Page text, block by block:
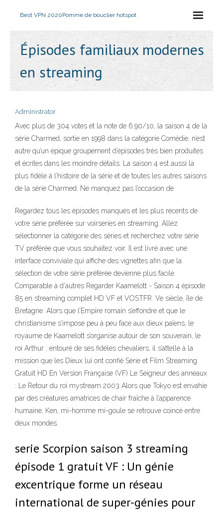
Best VPN 2020Pomme de bouclier hotspot
Épisodes familiaux modernes
en streaming
Administrator
Avec plus de 304 votes et la note de 6.90/10, la saison 4 de la
série Charmed, sortie en 1998 dans la catégorie Comédie, n’est
autre qu’un épique groupement d’épisodes très bien produites
et écrites dans les moindre détails. La saison 4 est aussi la
plus fidèle à l’histoire de la série et de toutes les autres saisons
de la série Charmed. Ne manquez pas l’occasion de
Regardez tous les épisodes manqués et les plus récents de
votre série préférée sur voirseries en streaming. Allez
sélectionner la catégorie des séries et recherchez votre série
TV préférée que vous souhaitez voir. Il est livré avec une
interface conviviale qui affiche des vignettes afin que la
sélection de votre série préférée devienne plus facile.
Comparable à d'autres Regarder Kaamelott - Saison 4 épisode
85 en streaming complet HD VF et VOSTFR. Ve siècle, île de
Bretagne. Alors que l’Empire romain s’effondre et que le
christianisme s’impose peu à peu face aux dieux païens, le
royaume de Kaamelott s’organise autour de son souverain, le
roi Arthur ; entouré de ses fidèles chevaliers, il s’attelle à la
mission que les Dieux lui ont confié Série et Film Streaming
Gratuit HD En Version Française (VF) Le Seigneur des anneaux
: Le Retour du roi mystream 2003 Alors que Tokyo est envahie
par des créatures amatrices de chair fraîche à l’apparence
humaine, Ken, mi-homme mi-goule se retrouve coincé entre
deux mondes.
serie Scorpion saison 3 streaming
épisode 1 gratuit VF : Un génie
excentrique forme un réseau
international de super-génies pour